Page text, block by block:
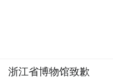
浙江省博物馆致歉